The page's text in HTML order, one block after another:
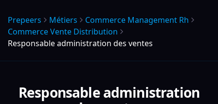
Prepeers Métiers
Commerce Management Rh
Commerce Vente Distribution
Responsable administration des ventes
Responsable administration